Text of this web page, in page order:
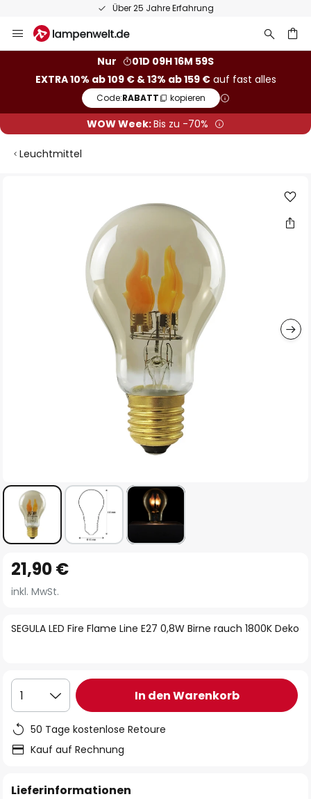
Über 25 Jahre Erfahrung
Inhalt
Nur
01D 09H 16M 59S
EXTRA 10% ab 109 € & 13% ab 159 €auf fast alles
Code:RABATT kopieren
WOW Week:Bis zu -70%
Leuchtmittel
Anfang
der
springen
SEGULA LED Fire Flame Line E27 0,8W Birne rauch 1800K Deko
21,90 €
inkl. MwSt.
1 In den Warenkorb
50 Tage kostenlose Retoure
Kauf auf Rechnung
Lieferinformationen